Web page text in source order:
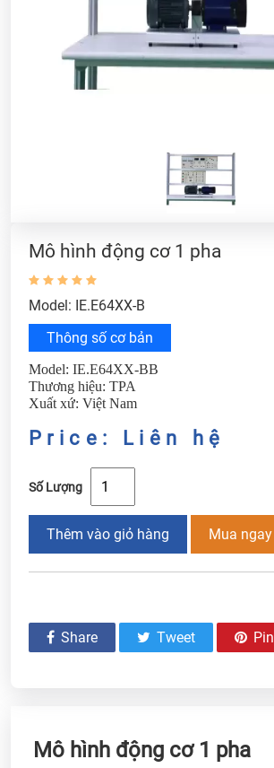
Mô hình động cơ 1 pha
Model: IE.E64XX-B
Thông số cơ bản
Model: IE.E64XX-BB
Thương hiệu: TPA
Xuất xứ: Việt Nam
Price: Liên hệ
Số Lượng
Thêm vào giỏ hàng Mua ngay
Share Tweet Pin
Mô hình động cơ 1 pha